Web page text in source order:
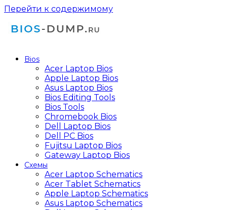
Перейти к содержимому
Bios
Acer Laptop Bios
Apple Laptop Bios
Asus Laptop Bios
Bios Editing Tools
Bios Tools
Chromebook Bios
Dell Laptop Bios
Dell PC Bios
Fujitsu Laptop Bios
Gateway Laptop Bios
Схемы
Acer Laptop Schematics
Acer Tablet Schematics
Apple Laptop Schematics
Asus Laptop Schematics